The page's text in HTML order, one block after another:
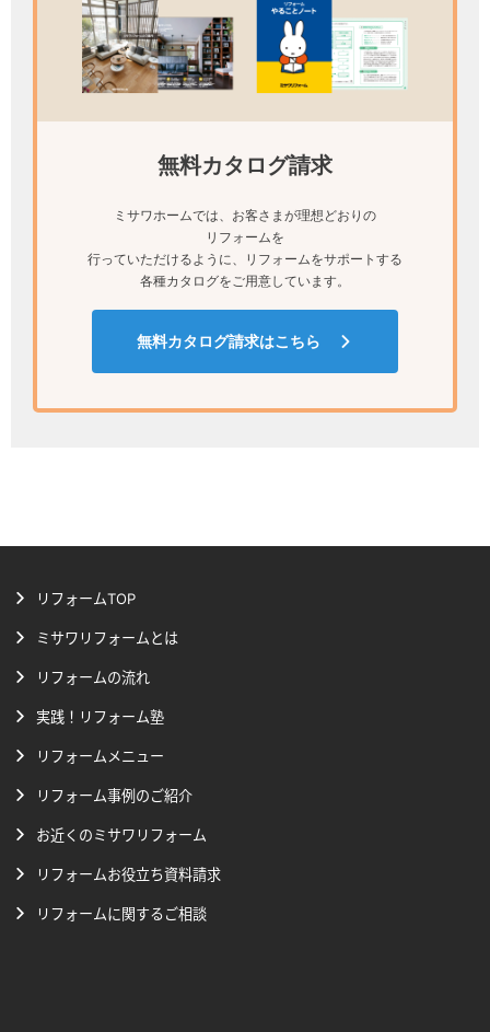
無料カタログ請求
ミサワホームでは、お客さまが理想どおりの
リフォームを
行っていただけるように、リフォームをサポートする
各種カタログをご用意しています。
無料カタログ請求はこちら
リフォームTOP
ミサワリフォームとは
リフォームの流れ
実践！リフォーム塾
リフォームメニュー
リフォーム事例のご紹介
お近くのミサワリフォーム
リフォームお役立ち資料請求
リフォームに関するご相談